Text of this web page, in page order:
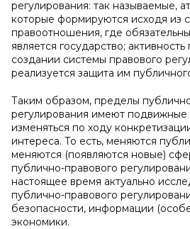
регулирования: так называемые,
которые формируются исходя из
правоотношения, где
является государство;
создании системы правового
реализуется защита им
Таким образом, пределы
регулирования имеют подвижные
изменяться по ходу
интереса. То есть, меняются
меняются (появляются новые)
публично-правового
настоящее время актуально
публично-правового
безопасности, информации
экономики.